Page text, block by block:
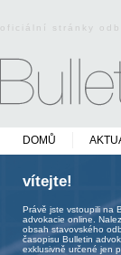
oficiální stránky
DOMŮ
vítejte!
Právě jste vstoupili na
advokacie online.
obsah stavovského
časopisu Bulletin
exklusivně určené jen